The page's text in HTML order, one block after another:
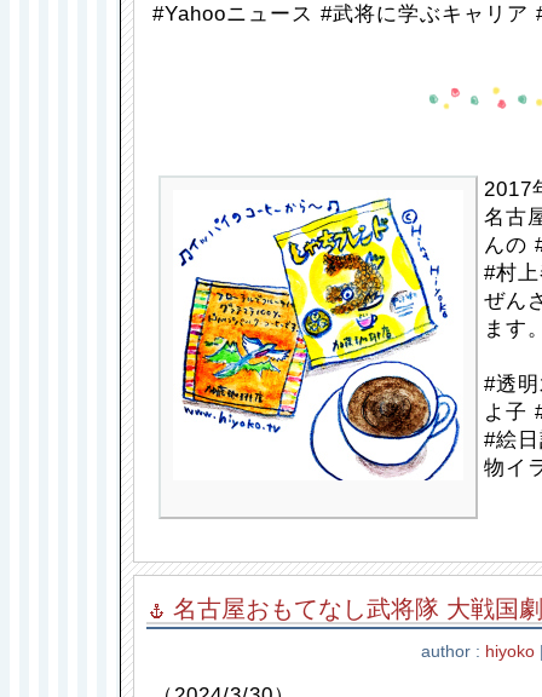
#Yahooニュース #武将に学ぶキャリア
2017
名古
んの
#村
ぜん
ます
#透
よ子
#絵
物イ
名古屋おもてなし武将隊 大戦国
author : hiyoko